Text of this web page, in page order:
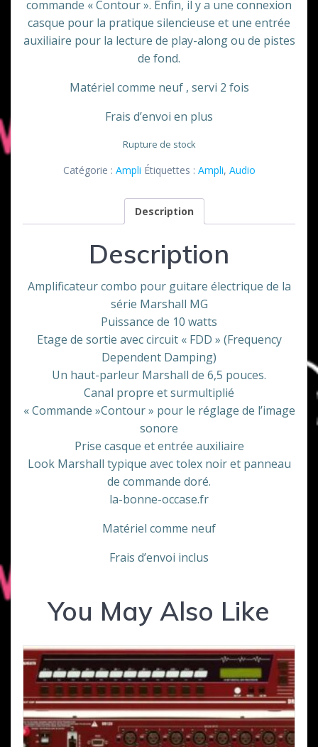
commande « Contour ». Enfin, il y a une connexion
casque pour la pratique silencieuse et une entrée
auxiliaire pour la lecture de play-along ou de pistes
de fond.
Matériel comme neuf , servi 2 fois
Frais d’envoi en plus
Rupture de stock
Catégorie : Ampli Étiquettes : Ampli, Audio
Description
Description
Amplificateur combo pour guitare électrique de la
série Marshall MG
Puissance de 10 watts
Etage de sortie avec circuit « FDD » (Frequency
Dependent Damping)
Un haut-parleur Marshall de 6,5 pouces.
Canal propre et surmultiplié
« Commande »Contour » pour le réglage de l’image
sonore
Prise casque et entrée auxiliaire
Look Marshall typique avec tolex noir et panneau
de commande doré.
la-bonne-occase.fr
Matériel comme neuf
Frais d’envoi inclus
You May Also Like